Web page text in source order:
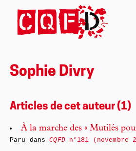
Sophie Divry
Articles de cet auteur (1)
À la marche des « Mutilés
Paru dansCQFDn°181 (novembre